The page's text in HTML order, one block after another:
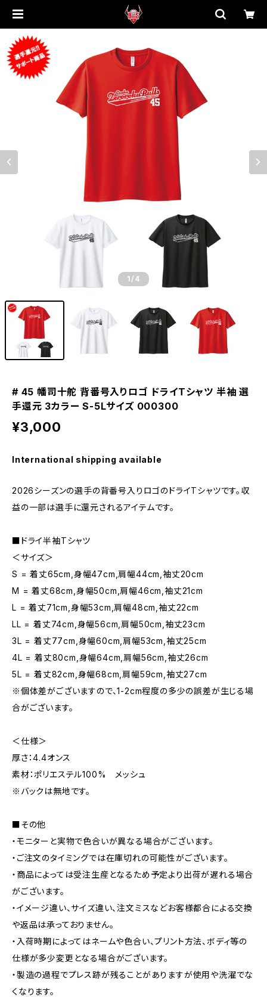
1 /4
# 45 幡司十舵 背番号入りロゴ ドライTシャツ 半袖 選
手還元 3カラー S-5Lサイズ 000300
¥3,000
International shipping available
2026シーズンの選手の背番号入りロゴのドライTシャツです。収
益の一部は選手に還元されるアイテムです。
■ドライ半袖Tシャツ
＜サイズ＞
S = 着丈65cm,身幅47cm,肩幅44cm,袖丈20cm
M = 着丈68cm,身幅50cm,肩幅46cm,袖丈21cm
L = 着丈71cm,身幅53cm,肩幅48cm,袖丈22cm
LL = 着丈74cm,身幅56cm,肩幅50cm,袖丈23cm
3L = 着丈77cm,身幅60cm,肩幅53cm,袖丈25cm
4L = 着丈80cm,身幅64cm,肩幅56cm,袖丈26cm
5L = 着丈82cm,身幅68cm,肩幅59cm,袖丈27cm
※個体差がございますので、1-2cm程度の多少の誤差が生じる場
合がございます。
＜仕様＞
厚さ：4.4オンス
素材：ポリエステル100% メッシュ
※バックは無地です。
■その他
・モニターと実物で色合いが異なる場合がございます。
・ご注文のタイミングでは在庫切れの可能性がございます。
・商品によっては受注生産となるため予定より出荷が遅れる場合
がございます。
・イメージ違い、サイズ違い、注文ミスなどお客様都合による交換
や返品は承っておりません。
・入荷時期によってはネームや色合い、プリント方法、ボディ等の
仕様が多少変更となる場合がございます。
・製造の過程でプレス跡が残ることがありますが使用や洗濯でな
くなります。